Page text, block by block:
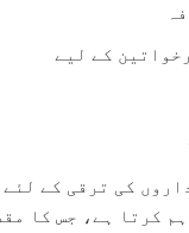
کے لیے
کی ترقی کے
کرتا ہے، جس کا